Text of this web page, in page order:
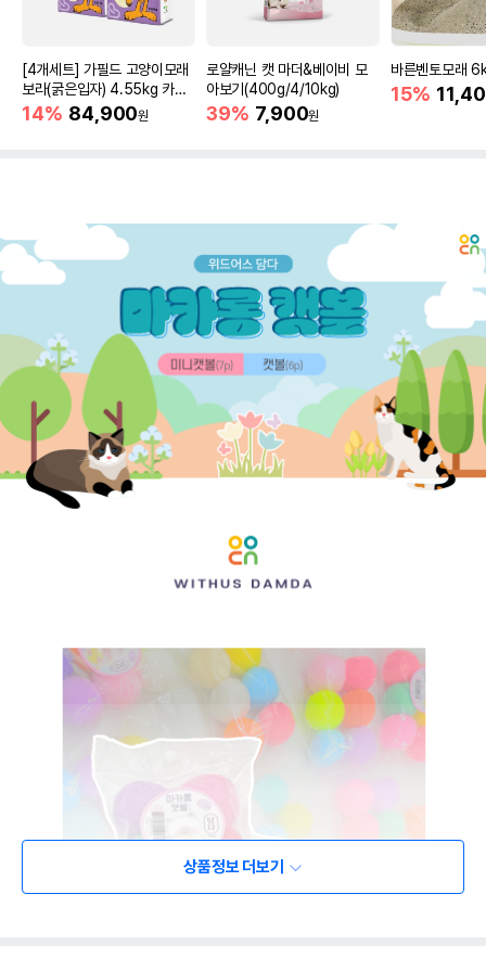
[4개세트] 가필드 고양이모래
보라(굵은입자) 4.55kg 카사
바모래
14% 84,900원
로얄캐닌 캣 마더&베이비 모
아보기(400g/4/10kg)
39% 7,900원
바른벤토모래
15%
상품정보 더보기